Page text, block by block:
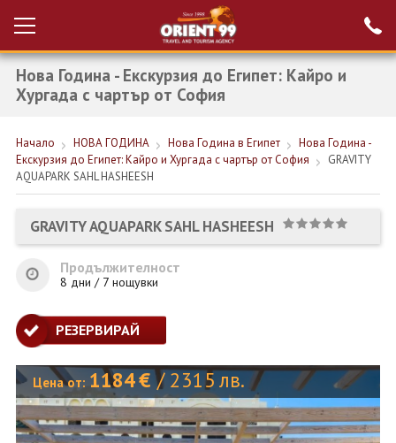
Вход за агенти
Проверка на
НОВА ГОДИНА ТУРЦИЯ
НОВА ГОДИНА
ПОЧИВКИ
КРУИЗИ
ЕКСКУРЗИИ
ОЩЕ
ЗА НАС
КОНТАКТИ
Нова Година - Екскурзия до Египет: Кайро и
Хургада с чартър от София
Начало НОВА ГОДИНА Нова Година в Египет
Нова Година -
Екскурзия до Египет: Кайро и Хургада с чартър от София
GRAVITY
AQUAPARK SAHL HASHEESH
GRAVITY AQUAPARK SAHL HASHEESH
Продължителност
8 дни / 7 нощувки
РЕЗЕРВИРАЙ
Цена от: 1184€ / 2315 лв.